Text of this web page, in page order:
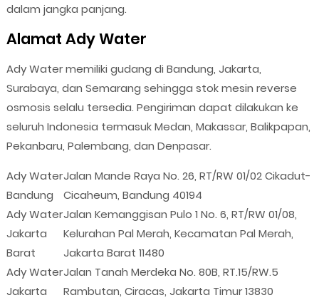
dalam jangka panjang.
Alamat Ady Water
Ady Water memiliki gudang di Bandung, Jakarta,
Surabaya, dan Semarang sehingga stok mesin reverse
osmosis selalu tersedia. Pengiriman dapat dilakukan ke
seluruh Indonesia termasuk Medan, Makassar, Balikpapan,
Pekanbaru, Palembang, dan Denpasar.
Ady Water
Bandung
Jalan Mande Raya No. 26, RT/RW 01/02 Cikadut-
Cicaheum, Bandung 40194
Ady Water
Jakarta
Barat
Jalan Kemanggisan Pulo 1 No. 6, RT/RW 01/08,
Kelurahan Pal Merah, Kecamatan Pal Merah,
Jakarta Barat 11480
Ady Water
Jakarta
Jalan Tanah Merdeka No. 80B, RT.15/RW.5
Rambutan, Ciracas, Jakarta Timur 13830